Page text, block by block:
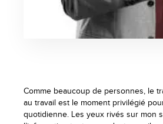
Comme beaucoup de personnes, le
au travail est le moment privilégié
quotidienne. Les yeux rivés sur mon